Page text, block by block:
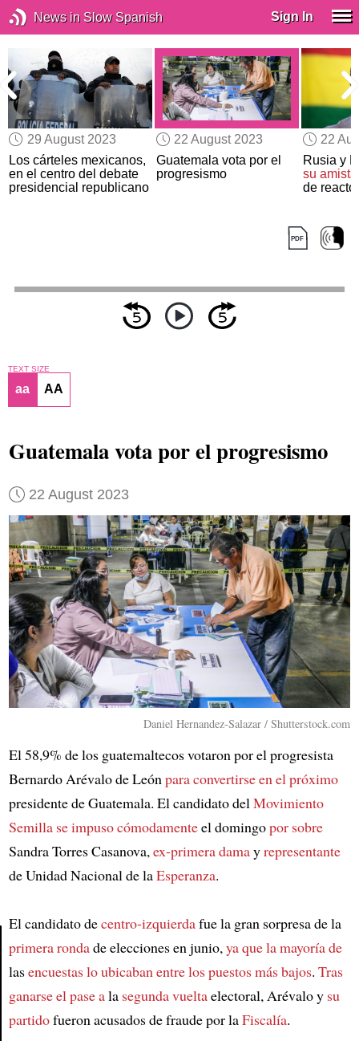
News in Slow Spanish Sign In
29 August 2023
Los cárteles mexicanos,
en el centro del debate
presidencial republicano
22 August 2023
Guatemala vota por el
progresismo
22
Rusia y
su
de
Article
TEXT SIZE
aa AA
Guatemala vota por el progresismo
22 August 2023
Daniel Hernandez-Salazar / Shutterstock.com
El 58,9% de los guatemaltecos votaron por el progresista
Bernardo Arévalo de León para convertirse en el próximo
presidente de Guatemala. El candidato del Movimiento
Semilla se impuso cómodamenteel domingopor sobre
Sandra Torres Casanova, ex-primera damayrepresentante
de Unidad Nacional de laEsperanza.
El candidato decentro-izquierdafue la gran sorpresa de la
primera rondade elecciones en junio, ya que la mayoría de
lasencuestas lo ubicaban entre los puestos más bajos. Tras
ganarse el pase ala segunda vueltaelectoral, Arévalo y su
partidofueron acusados de fraude por laFiscalía.